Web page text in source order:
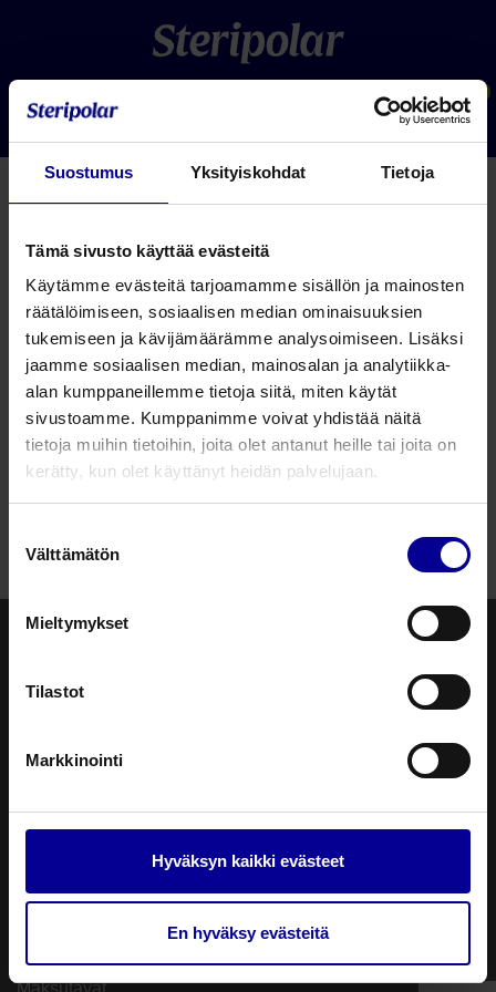
Suostumus Yksityiskohdat Tietoja
Tämä sivusto käyttää evästeitä
Käytämme evästeitä tarjoamamme sisällön ja mainosten
räätälöimiseen, sosiaalisen median ominaisuuksien
tukemiseen ja kävijämäärämme analysoimiseen. Lisäksi
jaamme sosiaalisen median, mainosalan ja analytiikka-
alan kumppaneillemme tietoja siitä, miten käytät
sivustoamme. Kumppanimme voivat yhdistää näitä
tietoja muihin tietoihin, joita olet antanut heille tai joita on
kerätty, kun olet käyttänyt heidän palvelujaan.
valinta
Välttämätön
Mieltymykset
Tilastot
Markkinointi
Hyväksyn kaikki evästeet
En hyväksy evästeitä
Contrelle Activgard virtsankarkailun tuki
naisille
Tutustu
PL 3 (Sinimäentie 8b)
verkkokauppa@steripolar.fi
Usein kysyttyä
Tietosuojaseloste
Maksutavat